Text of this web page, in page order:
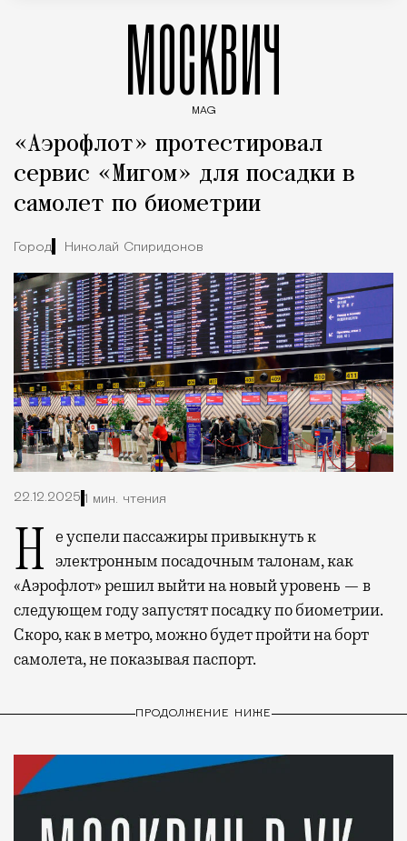
МОСКВИЧ
MAG
«Аэрофлот» протестировал
сервис «Мигом» для посадки в
самолет по биометрии
Город Николай Спиридонов
22.12.2025 1 мин. чтения
Не успели пассажиры привыкнуть к электронным посадочным талонам, как
«Аэрофлот» решил выйти на новый уровень — в
следующем году запустят посадку по биометрии.
Скоро, как в метро, можно будет пройти на борт
самолета, не показывая паспорт.
ПРОДОЛЖЕНИЕ НИЖЕ